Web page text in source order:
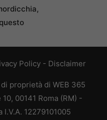
Policy - Disclaimer
proprietà di WEB 365
00141 Roma (RM) -
12279101005